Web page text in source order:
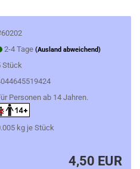
2-4 Tage (Ausland abweichend)
Stück
Personen ab 14 Jahren.
kg je Stück
4,50 EUR